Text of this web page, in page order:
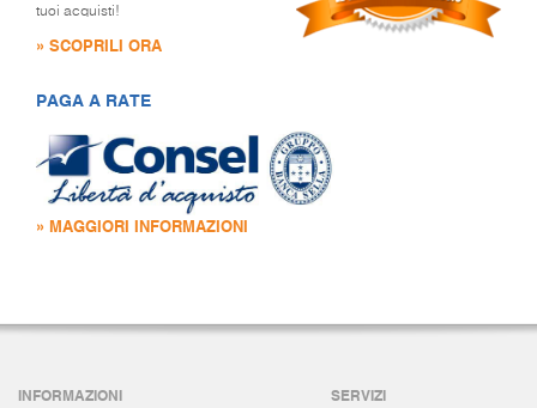
tuoi acquisti!
» SCOPRILI ORA
PAGA A RATE
» MAGGIORI INFORMAZIONI
INFORMAZIONI SERVIZI